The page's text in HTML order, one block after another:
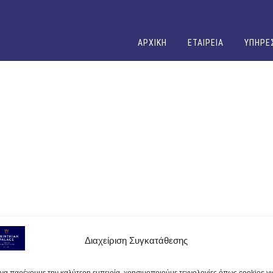
Διαχείριση Συγκατάθεσης
ΑΡΧΙΚΗ ΕΤΑΙΡΕΙΑ